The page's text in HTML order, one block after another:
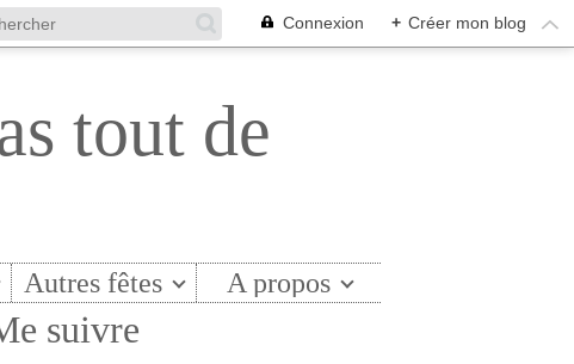
Connexion + Créer mon blog
tout de
Autres fêtes A propos
suivre